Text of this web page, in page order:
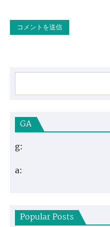
GA
g:
a:
Popular Posts